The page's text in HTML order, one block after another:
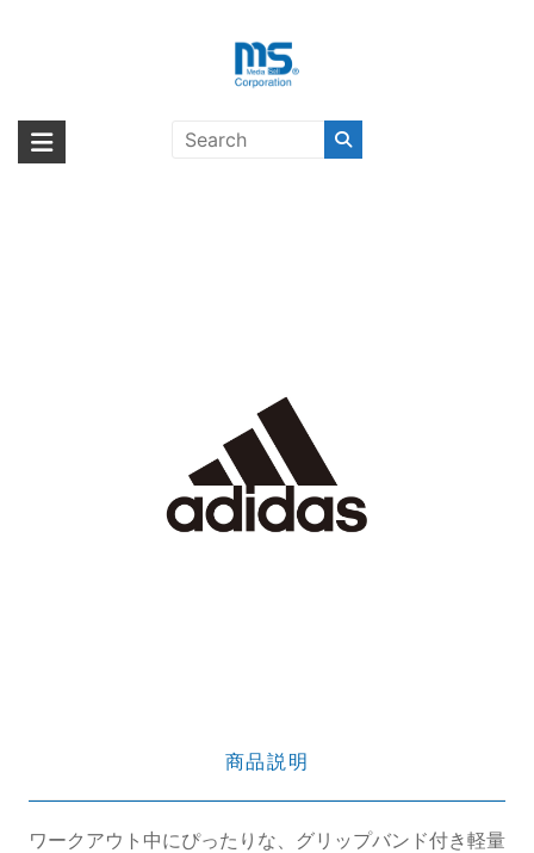
海外輸入ブランド商品｜株式会社
海外事業部が取り揃えている海外輸入商品には、日本では珍しい「海外ブ
ランド」をはじめ「ユニークな商品」「機能的な商品」「コストパフォー
Performance Grip Case SS19 for
商品説明
ワークアウト中にぴったりな、グリップバンド付き軽量